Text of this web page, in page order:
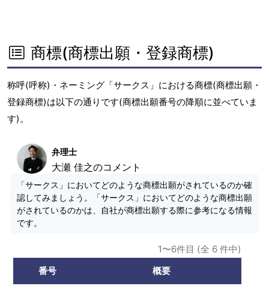
商標(商標出願・登録商標)
称呼(呼称)・ネーミング「サークス」における商標(商標出願・
登録商標)は以下の通りです(商標出願番号の降順に並べていま
す)。
弁理士
大瀬 佳之のコメント
「サークス」においてどのような商標出願がされているのか確
認してみましょう。「サークス」においてどのような商標出願
がされているのかは、自社が商標出願する際に参考になる情報
です。
1〜6件目 (全 6 件中)
番号
概要